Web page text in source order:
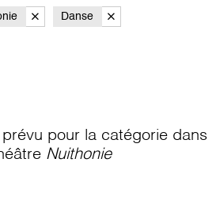
Danse
pour la catégorie dans
Nuithonie